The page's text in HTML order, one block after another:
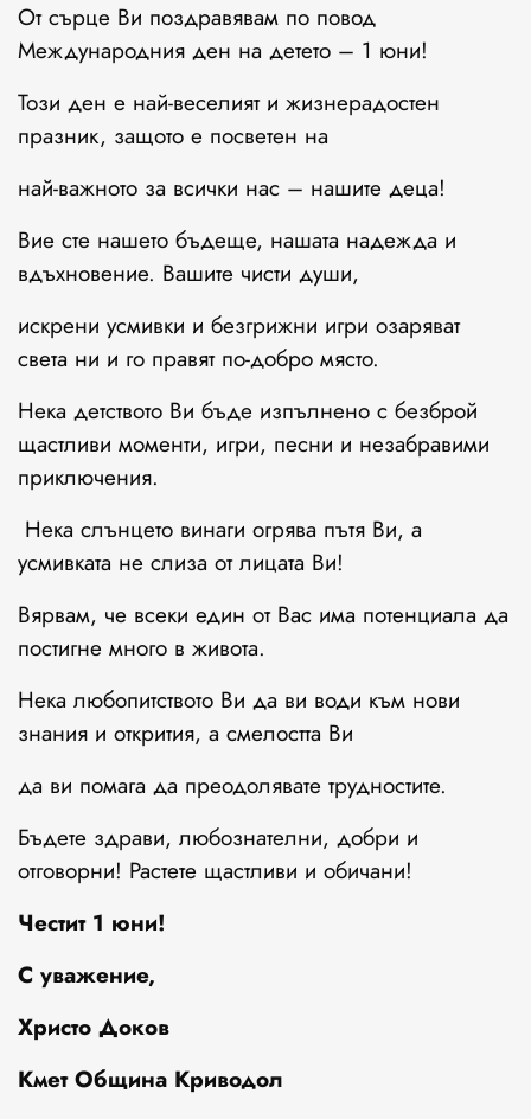
От сърце Ви поздравявам по повод
Международния ден на детето – 1 юни!
Този ден е най-веселият и жизнерадостен
празник, защото е посветен на
най-важното за всички нас – нашите деца!
Вие сте нашето бъдеще, нашата надежда и
вдъхновение. Вашите чисти души,
искрени усмивки и безгрижни игри озаряват
света ни и го правят по-добро място.
Нека детството Ви бъде изпълнено с безброй
щастливи моменти, игри, песни и незабравими
приключения.
Нека слънцето винаги огрява пътя Ви, а
усмивката не слиза от лицата Ви!
Вярвам, че всеки един от Вас има потенциала да
постигне много в живота.
Нека любопитството Ви да ви води към нови
знания и открития, а смелостта Ви
да ви помага да преодолявате трудностите.
Бъдете здрави, любознателни, добри и
отговорни! Растете щастливи и обичани!
Честит 1 юни!
С уважение,
Христо Доков
Кмет Община Криводол